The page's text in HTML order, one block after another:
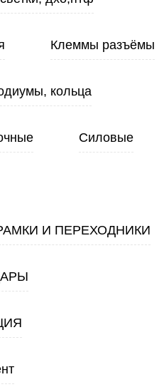
Клеммы разъёмы
кольца
Силовые
И ПЕРЕХОДНИКИ